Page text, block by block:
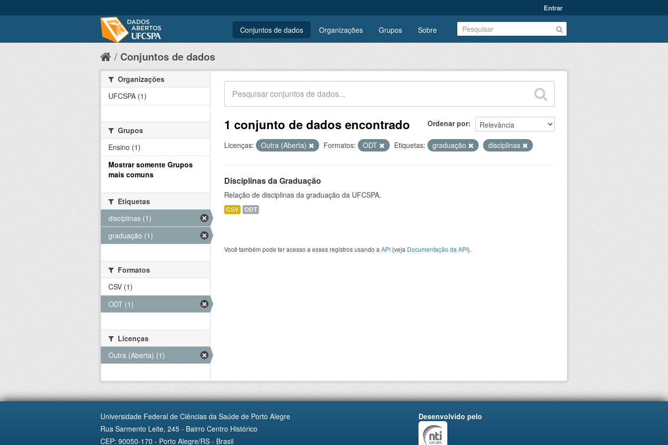
Entrar
Conjuntos de dados Organizações Grupos Sobre
Conjuntos de dados
Ordenar por
1 conjunto de dados encontrado
Licenças: Outra (Aberta) Formatos: ODT Etiquetas: graduação disciplinas
Disciplinas da Graduação
Relação de disciplinas da graduação da UFCSPA.
CSV ODT
Você também pode ter acesso a esses registros usando a API (veja Documentação da API).
Organizações
UFCSPA (1)
Grupos
Ensino (1)
Mostrar somente Grupos
mais comuns
Etiquetas
disciplinas (1)
graduação (1)
Formatos
CSV (1)
ODT (1)
Licenças
Outra (Aberta) (1)
Universidade Federal de Ciências da Saúde de Porto Alegre
Rua Sarmento Leite, 245 - Bairro Centro Histórico
CEP: 90050-170 - Porto Alegre/RS - Brasil
Desenvolvido pelo